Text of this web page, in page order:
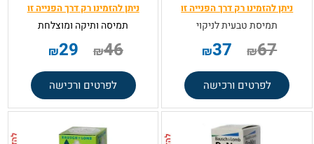
ניתן להזמינו רק דרך הפנייה זו
תמיסת טבעית לניקוי
₪67
₪37
לפרטים ורכישה
ניתן להזמינו רק דרך הפנייה זו
תמיסה ותיקה ומוצלחת
₪46
₪29
לפרטים ורכישה